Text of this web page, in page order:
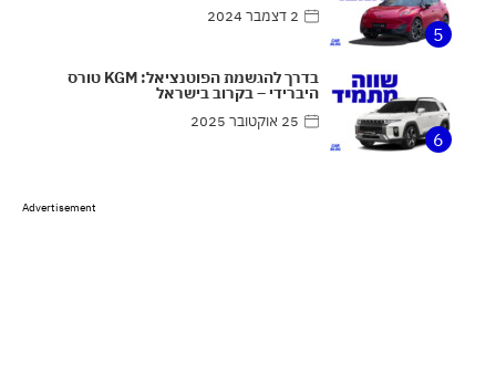
5
2 דצמבר 2024
6
בדרך להגשמת הפוטנציאל: KGM טורס
היברידי – בקרוב בישראל
25 אוקטובר 2025
Advertisement